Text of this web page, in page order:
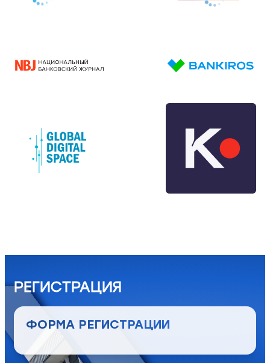
РЕГИСТРАЦИЯ
ФОРМА РЕГИСТРАЦИИ